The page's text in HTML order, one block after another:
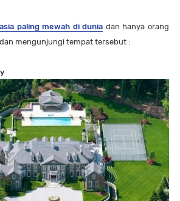
paling mewah di dunia dan hanya orang
mengunjungi tempat tersebut :